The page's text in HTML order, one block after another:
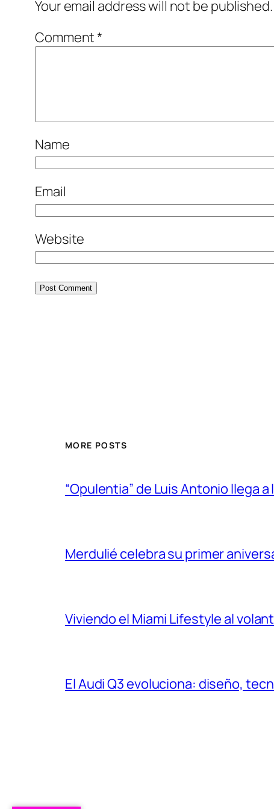
Your email address will not be published.
Comment*
Name
Email
Website
MORE POSTS
“Opulentia” de Luis Antonio llega
Merdulié celebra su primer
Viviendo el Miami Lifestyle al
El Audi Q3 evoluciona: diseño,